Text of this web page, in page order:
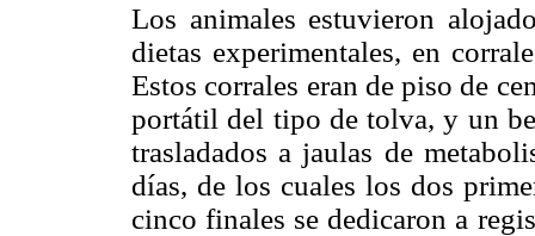
Los animales estuvieron
dietas experimentales, en
Estos corrales eran de piso de
portátil del tipo de tolva, y un
trasladados a jaulas de
días, de los cuales los dos
cinco finales se dedicaron a